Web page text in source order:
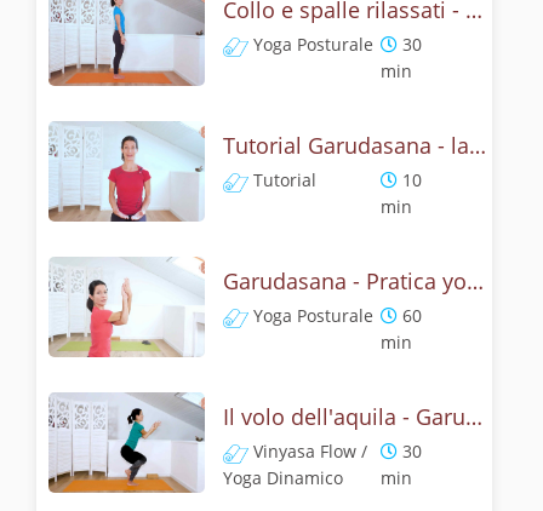
Collo e spalle rilassati - Garudasana Yoga Posturale
Yoga Posturale
30
min
Tutorial Garudasana - la posizone dell'aquila
Tutorial
10
min
Garudasana - Pratica yoga con l'anatomia dell'aquila
Yoga Posturale
60
min
Il volo dell'aquila - Garudasana yoga flow
Vinyasa Flow /
Yoga Dinamico
30
min